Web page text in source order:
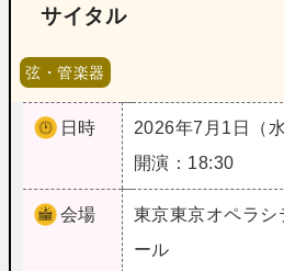
サイタル
弦・管楽器
日時
2026年7月1日（水
開演：18:30
会場 東京東京オペラシ
ール